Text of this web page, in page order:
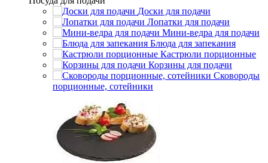
Доски для подачи
Лопатки для подачи
Мини-ведра для подачи
Блюда для запекания
Кастрюли порционные
Корзины для подачи
Сковороды
порционные, сотейники